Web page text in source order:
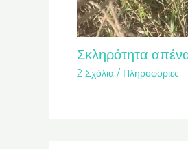
Σκληρότητα
2 Σχόλια / Πληροφορίες